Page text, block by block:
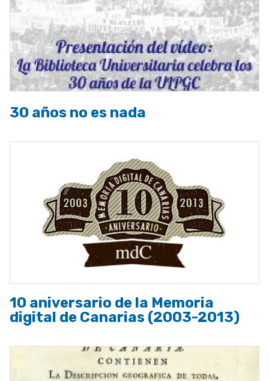
30 años no es nada
10 aniversario de la Memoria
digital de Canarias (2003-2013)